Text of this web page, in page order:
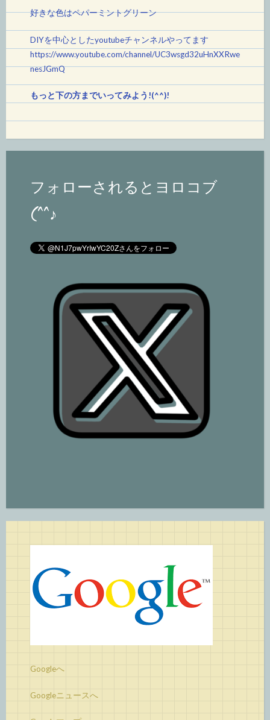
好きな色はペパーミントグリーン
DIYを中心としたyoutubeチャンネルやってます
https://www.youtube.com/channel/UC3wsgd32uHnXXRwe
nesJGmQ
もっと下の方までいってみよう!(^^)!
フォローされるとヨロコブ
(^^♪
Googleへ
Googleニュースへ